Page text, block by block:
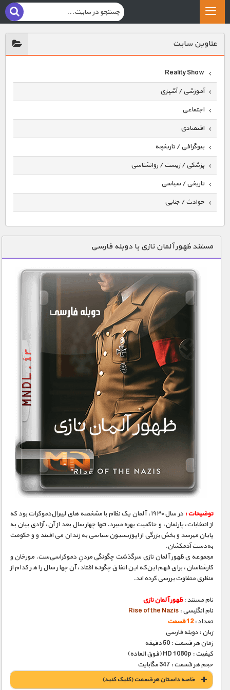
عناوين سايت
Reality Show
آموزشی / آشپزی
اجتماعی
اقتصادی
بیوگرافی / تاریخچه
پزشکی / زیست / روانشناسی
تاریخی / سیاسی
حوادث / جنایی
دنیای خوراکی ها
زمین شناسی / محیط زیست
سازه/ معماری/ مهندسی
سرگرمی
شناخت کودکان
علم و فناوری
فرهنگ / هنر
کیهان / نجوم
گردشگری
مسابقات / ورزشی
مستند های اختصاصی
مستند ظهور آلمان نازى با دوبله فارسی
توضیحات :
در سال ۱۹۳۰، آلمان یک نظام با مشخصه های لیبرال‌دموکرات بود که
از انتخابات، پارلمان، و حاکمیت بهره میبرد. تنها چهار سال بعد از آن، آزادی بیان به
پایان میرسد و بخش بزرگی از اپوزیسیون سیاسی به زندان می ‌افتند و و حکومت
به‌دست آدمکشان.
مجموعه ی ظهور آلمان نازی سرگذشت چگونگی مردنِ دموکراسی‌ست. مورخان و
کارشناسان، برای فهم این‌که این اتفاق چگونه افتاد، آن چهار سال را هر کدام از
منظری متفاوت بررسی کرده اند.
نام مستند :ظهور آلمان نازى
نام انگلیسی : Rise of the Nazis
تعداد :12 قسمت
زبان : دوبله فارسی
زمان هر قسمت : 50 دقیقه
کیفیت : HD 1080p (فوق العاده)
حجم هر قسمت : 347 مگابایت
خاصه داستان هر قسمت (کليک کنيد)